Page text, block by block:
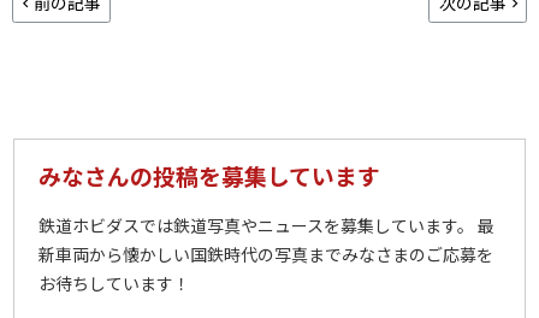
みなさんの投稿を募集しています
鉄道ホビダスでは鉄道写真やニュースを募集しています。 最
新車両から懐かしい国鉄時代の写真までみなさまのご応募を
お待ちしています！